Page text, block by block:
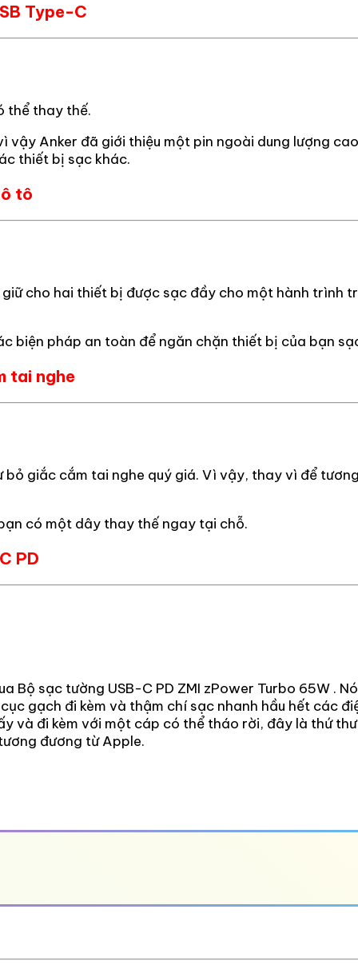
Type-C
thể thay thế.
Anker đã giới thiệu một pin ngoài dung lượng
thiết bị sạc khác.
tô
cho hai thiết bị được sạc đầy cho một hành trình
biện pháp an toàn để ngăn chặn thiết bị của bạn
tai nghe
bỏ giắc cắm tai nghe quý giá. Vì vậy, thay vì để
có một dây thay thế ngay tại chỗ.
PD
sạc tường USB-C PD ZMI zPower Turbo 65W .
gạch đi kèm và thậm chí sạc nhanh hầu hết các
và đi kèm với một cáp có thể tháo rời, đây là thứ
đương từ Apple.